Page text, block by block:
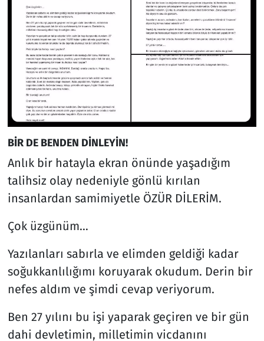
BİR DE BENDEN DİNLEYİN!
Anlık bir hatayla ekran önünde yaşadığım
talihsiz olay nedeniyle gönlü kırılan
insanlardan samimiyetle ÖZÜR DİLERİM.
Çok üzgünüm…
Yazılanları sabırla ve elimden geldiği kadar
soğukkanlılığımı koruyarak okudum. Derin bir
nefes aldım ve şimdi cevap veriyorum.
Ben 27 yılını bu işi yaparak geçiren ve bir gün
dahi devletimin, milletimin vicdanını